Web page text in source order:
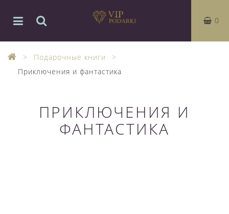
0
Подарочные книги
Приключения и фантастика
ПРИКЛЮЧЕНИЯ И
ФАНТАСТИКА